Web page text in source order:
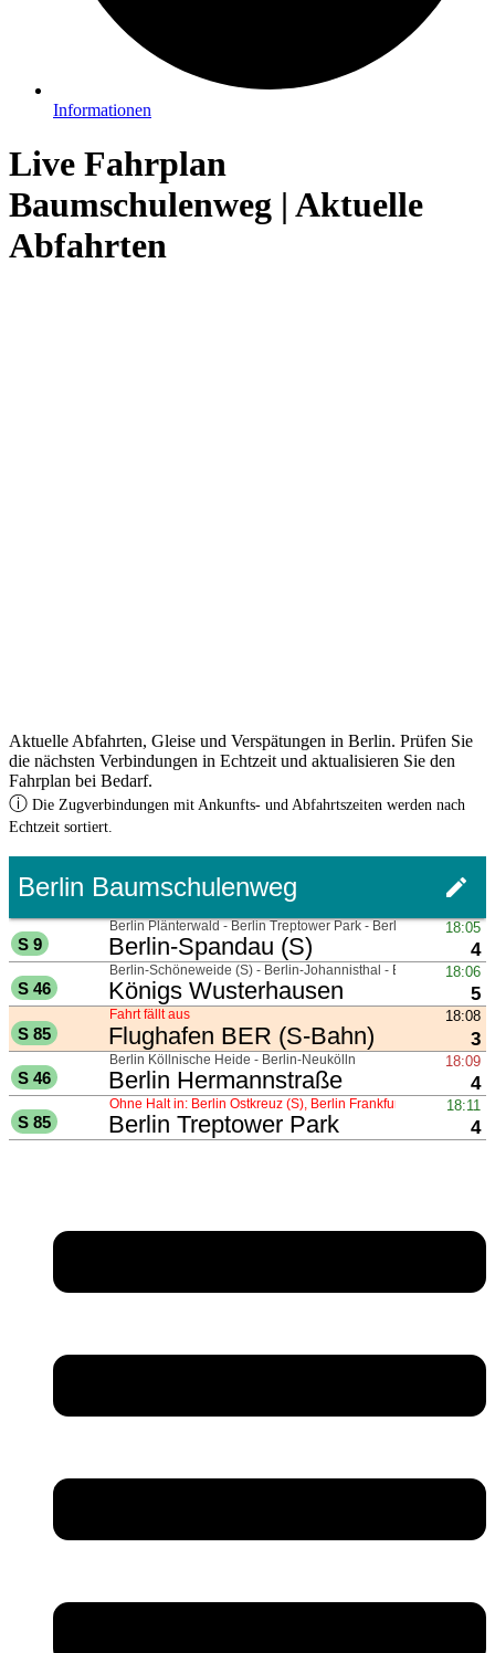
Informationen
Live Fahrplan
Baumschulenweg | Aktuelle
Abfahrten
Aktuelle Abfahrten, Gleise und Verspätungen in Berlin. Prüfen Sie
die nächsten Verbindungen in Echtzeit und aktualisieren Sie den
Fahrplan bei Bedarf.
ⓘ Die Zugverbindungen mit Ankunfts- und Abfahrtszeiten werden nach
Echtzeit sortiert.